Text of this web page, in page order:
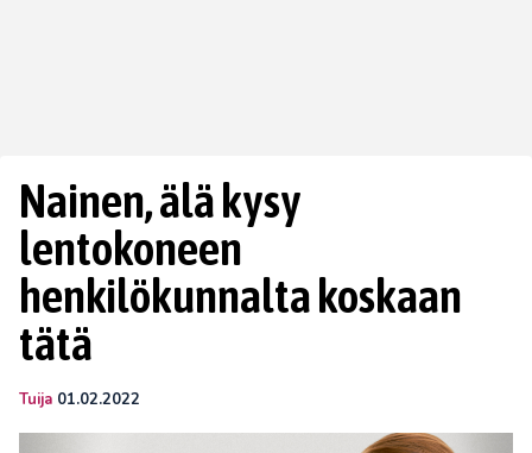
Nainen, älä kysy
lentokoneen
henkilökunnalta koskaan
tätä
Tuija 01.02.2022